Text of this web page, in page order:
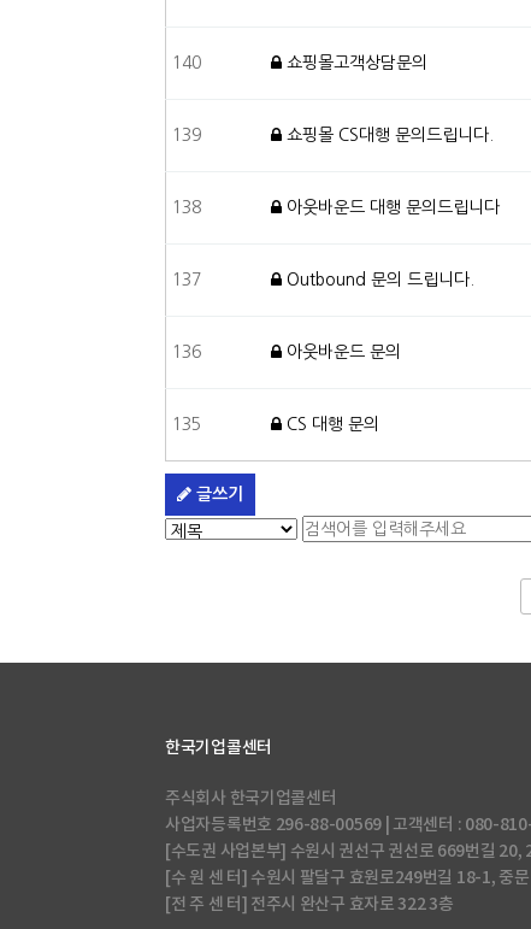
140 쇼핑몰고객상담문의
139 쇼핑몰 CS대행 문의드립니다.
138 아웃바운드 대행 문의드립니다
137 Outbound 문의 드립니다.
136 아웃바운드 문의
135 CS 대행 문의
글쓰기
한국기업콜센터
주식회사 한국기업콜센터
사업자등록번호 296-88-00569 | 고객센터 : 080-
[수도권 사업본부] 수원시 권선구 권선로 669번길 20,
[수 원 센 터] 수원시 팔달구 효원로249번길 18-1, 중
[전 주 센 터] 전주시 완산구 효자로 322 3층